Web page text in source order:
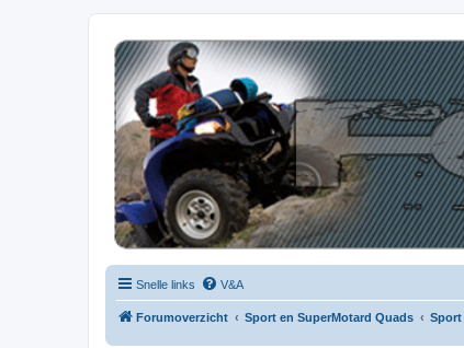
| QFB |
Hét quadforum van de Benelux
Snelle links V&A
Forumoverzicht Sport en SuperMotard Quads Sport